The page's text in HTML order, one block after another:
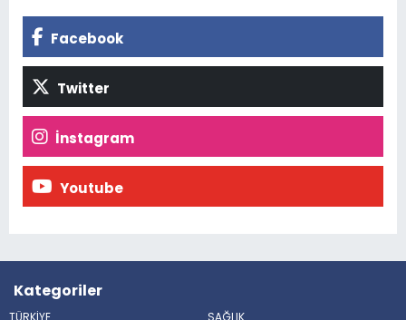
Facebook
Twitter
İnstagram
Youtube
Kategoriler
TÜRKİYE SAĞLIK